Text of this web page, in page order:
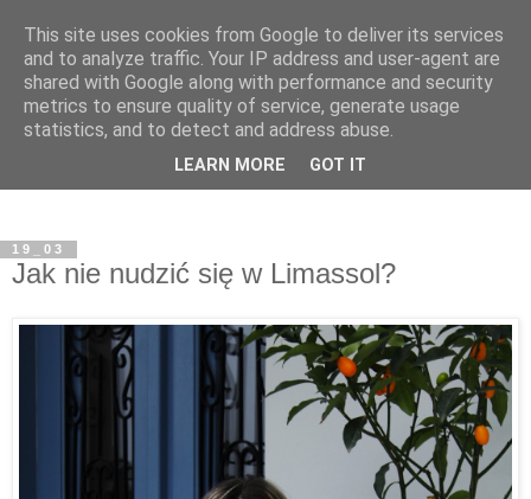
19_03
Jak nie nudzić się w Limassol?
This site uses cookies from Google to deliver its services
and to analyze traffic. Your IP address and user-agent are
shared with Google along with performance and security
metrics to ensure quality of service, generate usage
statistics, and to detect and address abuse.
LEARN MORE GOT IT